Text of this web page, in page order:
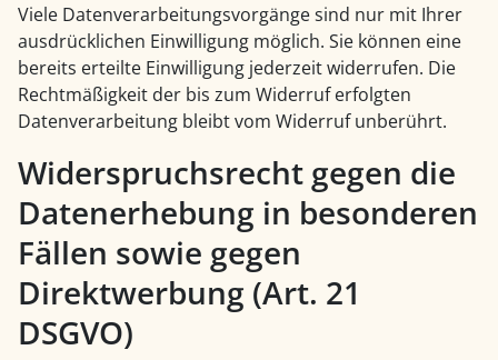
Viele Datenverarbeitungsvorgänge sind nur mit Ihrer
ausdrücklichen Einwilligung möglich. Sie können eine
bereits erteilte Einwilligung jederzeit widerrufen. Die
Rechtmäßigkeit der bis zum Widerruf erfolgten
Datenverarbeitung bleibt vom Widerruf unberührt.
Widerspruchsrecht gegen die
Datenerhebung in besonderen
Fällen sowie gegen
Direktwerbung (Art. 21
DSGVO)